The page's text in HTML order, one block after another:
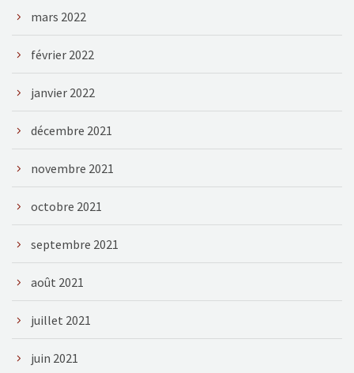
mars 2022
février 2022
janvier 2022
décembre 2021
novembre 2021
octobre 2021
septembre 2021
août 2021
juillet 2021
juin 2021